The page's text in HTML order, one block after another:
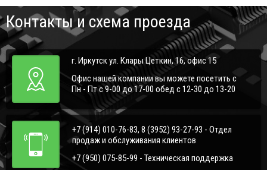
Контакты и схема проезда
г. Иркутск ул. Клары Цеткин, 16, офис 15
Офис нашей компании вы можете посетить с
Пн - Пт с 9-00 до 17-00 обед с 12-30 до 13-20
+7 (914) 010-76-83, 8 (3952) 93-27-93 - Отдел
продаж и обслуживания клиентов
+7 (950) 075-85-99 - Техническая поддержка